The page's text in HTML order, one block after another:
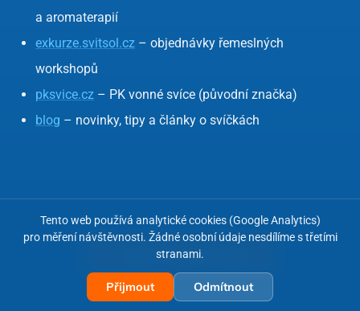
a aromaterapií
exkurze.svitsol.cz – objednávky řemeslných
workshopů
pksvice.cz – PK vonné svíce (původní značka)
blog – novinky, tipy a články o svíčkách
← Zpět na hlavní stránku
Tento web používá analytické cookies (Google Analytics)
pro měření návštěvnosti. Žádné osobní údaje nesdílíme s třetími
stranami.
Přijmout Odmítnout